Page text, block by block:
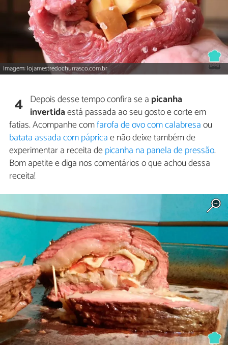
Imagem: lojamestredochurrasco.com.br
4 Depois desse tempo confira se a picanha
invertidaestá passada ao seu gosto e corte em
fatias. Acompanhe comfarofa de ovo com calabresaou
batata assada com pápricae não deixe também de
experimentar a receita depicanha na panela de pressão.
Bom apetite e diga nos comentários o que achou dessa
receita!